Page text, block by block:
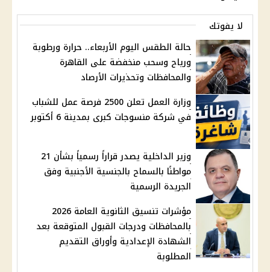
لا يفوتك
حالة الطقس اليوم الأربعاء.. حرارة ورطوبة
ورياح وسحب منخفضة على القاهرة
والمحافظات وتحذيرات الأرصاد
وزارة العمل تعلن 2500 فرصة عمل للشباب
في شركة منسوجات كبرى بمدينة 6 أكتوبر
وزير الداخلية يصدر قراراً رسمياً بشأن 21
مواطنًا بالسماح بالجنسية الأجنبية وفق
الجريدة الرسمية
مؤشرات تنسيق الثانوية العامة 2026
بالمحافظات ودرجات القبول المتوقعة بعد
الشهادة الإعدادية وأوراق التقديم
المطلوبة